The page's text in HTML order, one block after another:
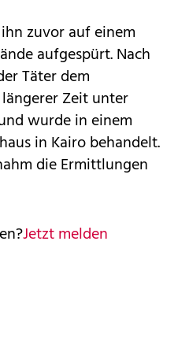
zuvor auf einem
aufgespürt. Nach
Täter dem
Zeit unter
wurde in einem
in Kairo behandelt.
die Ermittlungen
Jetzt melden